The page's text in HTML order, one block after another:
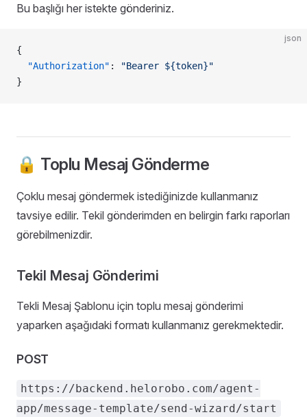
Bu başlığı her istekte gönderiniz.
json
{
  "Authorization"
:
"Bearer ${token}"
}
🔒 Toplu Mesaj Gönderme
Çoklu mesaj göndermek istediğinizde kullanmanız
tavsiye edilir. Tekil gönderimden en belirgin farkı raporları
görebilmenizdir.
Tekil Mesaj Gönderimi
Tekli Mesaj Şablonu için toplu mesaj gönderimi
yaparken aşağıdaki formatı kullanmanız gerekmektedir.
POST
https://backend.helorobo.com/agent-
app/message-template/send-wizard/start